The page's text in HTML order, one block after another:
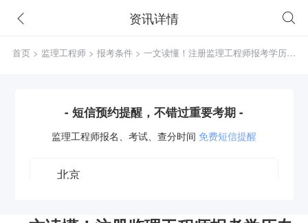
资讯详情
首页 > 监理工程师 > 报考条件> 一文读懂！注册监理工程师报考学历专
- 短信预约提醒，不错过重要考期 -
监理工程师报名、考试、查分时间 免费短信提醒